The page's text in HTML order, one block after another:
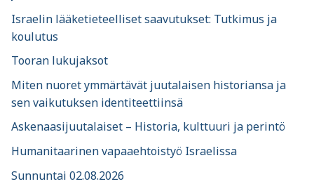
Israelin lääketieteelliset saavutukset: Tutkimus ja
koulutus
Tooran lukujaksot
Miten nuoret ymmärtävät juutalaisen historiansa ja
sen vaikutuksen identiteettiinsä
Askenaasijuutalaiset – Historia, kulttuuri ja perintö
Humanitaarinen vapaaehtoistyö Israelissa
Sunnuntai 02.08.2026